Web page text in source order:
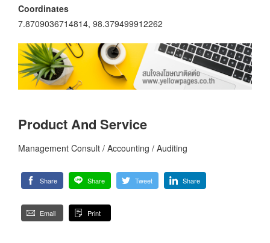
Coordinates
7.8709036714814, 98.379499912262
Product And Service
Management Consult / Accounting / Auditing
Share Share Tweet Share
Email Print